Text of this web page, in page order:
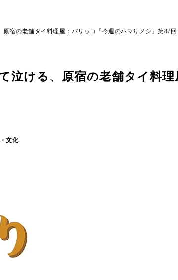
原宿の老舗タイ料理屋：パリッコ『今週のハマりメシ』第87回
泣ける、原宿の老舗タイ料理
文化